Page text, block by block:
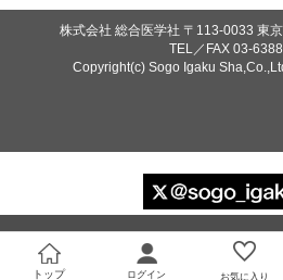
必須
必須
必須
株式会社 総合医学社 〒113-0033 東
TEL／FAX 03-
Copyright(c) Sogo Igaku
トップ ログイン お気に入り